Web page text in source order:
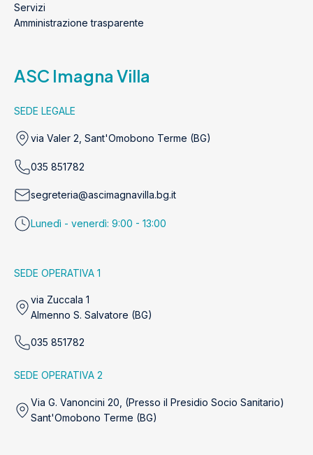
Servizi
Amministrazione trasparente
ASC Imagna Villa
SEDE LEGALE
via Valer 2, Sant'Omobono Terme (BG)
035 851782
segreteria@ascimagnavilla.bg.it
Lunedì - venerdì: 9:00 - 13:00
SEDE OPERATIVA 1
via Zuccala 1
Almenno S. Salvatore (BG)
035 851782
SEDE OPERATIVA 2
Via G. Vanoncini 20, (Presso il Presidio Socio Sanitario)
Sant'Omobono Terme (BG)